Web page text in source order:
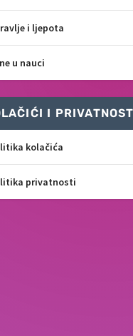
i ljepota
u nauci
I PRIVATNOST
kolačića
privatnosti